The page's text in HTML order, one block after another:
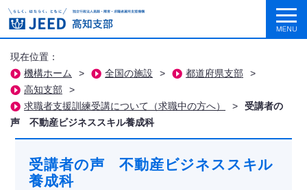
現在位置：
機構ホーム
> 全国の施設 > 都道府県支部
>
高知支部
>
求職者支援訓練受講について（求職中の方へ）
>
受講者の
声 不動産ビジネススキル養成科
受講者の声 不動産ビジネススキル
養成科